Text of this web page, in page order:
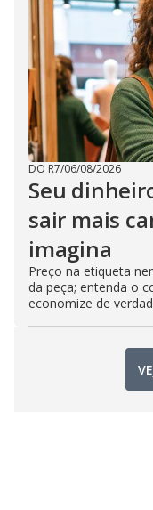
DO R7/06/08/2026
Seu
sair mais
imagina
Preço na etiqueta
da peça; entenda o
economize de